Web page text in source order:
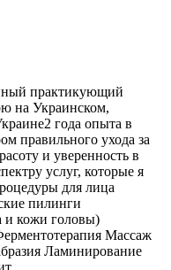
практикующий
на Украинском,
года опыта в
правильного ухода за
и уверенность в
услуг, которые я
для лица
пилинги
и кожи головы)
Массаж
Ламинирование